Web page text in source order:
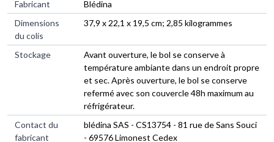
Fabricant
‎Blédina
Dimensions
du colis
‎37,9 x 22,1 x 19,5 cm; 2,85 kilogrammes
Stockage
‎‎Avant ouverture, le bol se conserve à
température ambiante dans un endroit propre
et sec. Après ouverture, le bol se conserve
refermé avec son couvercle 48h maximum au
réfrigérateur.
Contact du
fabricant
‎blédina SAS - CS13754 - 81 rue de Sans Souci
- 69576 Limonest Cedex